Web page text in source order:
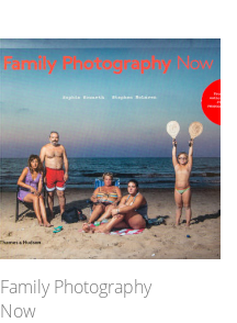
Family Photography
Now